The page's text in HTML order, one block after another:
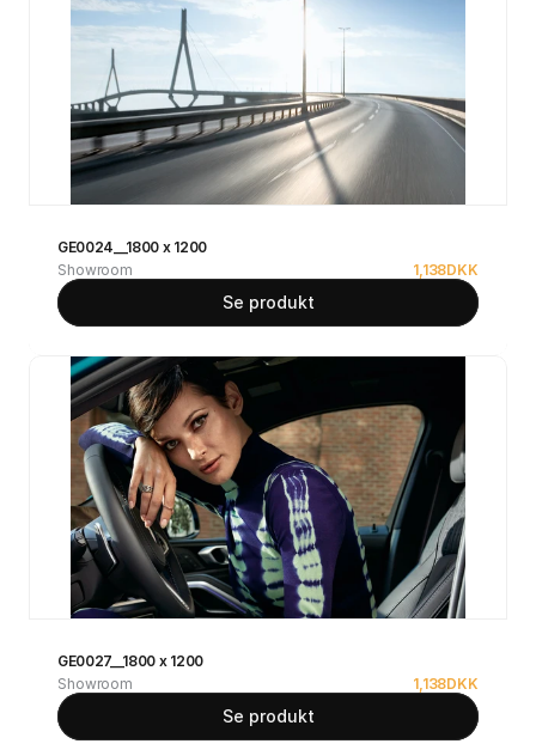
GE0024__1800 x 1200
Showroom
1,138DKK
Se produkt
GE0027__1800 x 1200
Showroom
1,138DKK
Se produkt